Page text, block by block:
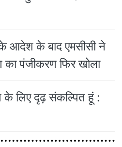
के आदेश के बाद एमसीसी ने
पंजीकरण फिर खोला
के लिए दृढ़ संकल्पित हूं :